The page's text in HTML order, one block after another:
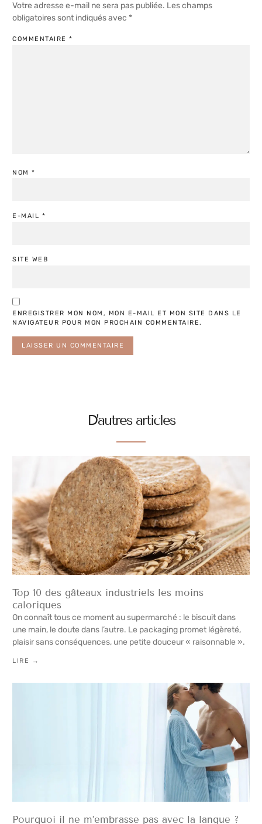
Votre adresse e-mail ne sera pas publiée. Les champs
obligatoires sont indiqués avec *
COMMENTAIRE *
NOM *
E-MAIL *
SITE WEB
ENREGISTRER MON NOM, MON E-MAIL ET MON SITE DANS LE
NAVIGATEUR POUR MON PROCHAIN COMMENTAIRE.
D'autres articles
Top 10 des gâteaux industriels les moins
caloriques
On connaît tous ce moment au supermarché : le biscuit dans
une main, le doute dans l’autre. Le packaging promet légèreté,
plaisir sans conséquences, une petite douceur « raisonnable ».
LIRE →
Pourquoi il ne m’embrasse pas avec la langue ?